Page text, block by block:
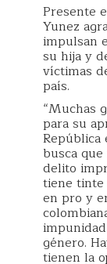
Presente
Yunez
impulsan
su hija y
víctimas
país.
“Muchas
para su
República
busca
delito
tiene
en pro y
género.
tienen la